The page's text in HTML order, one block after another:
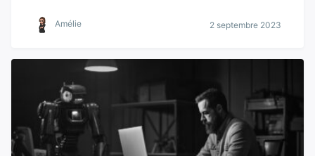
Amélie 2 septembre 2023